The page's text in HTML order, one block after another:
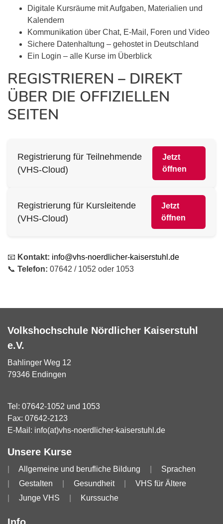
Digitale Kursräume mit Aufgaben, Materialien und
Kalendern
Kommunikation über Chat, E-Mail, Foren und Video
Sichere Datenhaltung – gehostet in Deutschland
Ein Login – alle Kurse im Überblick
REGISTRIEREN – DIREKT
ÜBER DIE OFFIZIELLEN
SEITEN
Registrierung für Teilnehmende
(VHS-Cloud)
Jetzt
öffnen
Registrierung für Kursleitende
(VHS-Cloud)
Jetzt
öffnen
📧 Kontakt: info@vhs-noerdlicher-kaiserstuhl.de
📞 Telefon: 07642 / 1052 oder 1053
Volkshochschule Nördlicher Kaiserstuhl
e.V.
Bahlinger Weg 12
79346 Endingen
Tel: 07642-1052 und 1053
Fax: 07642-2123
E-Mail: info(at)vhs-noerdlicher-kaiserstuhl.de
Unsere Kurse
Allgemeine und berufliche Bildung
Sprachen
Gestalten
Gesundheit
VHS für Ältere
Junge VHS
Kurssuche